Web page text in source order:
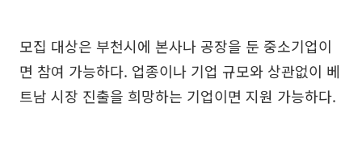
모집 대상은 부천시에 본사나 공장을 둔 중소기업이
면 참여 가능하다. 업종이나 기업 규모와 상관없이 베
트남 시장 진출을 희망하는 기업이면 지원 가능하다.